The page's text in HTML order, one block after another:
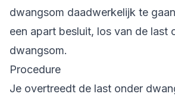
dwangsom daadwerkelijk te
een apart besluit, los van de last
dwangsom.
Procedure
Je overtreedt de last onder